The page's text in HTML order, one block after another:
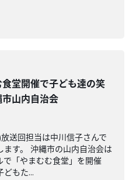
堂開催で子ども達の笑
山内自治会
送回担当は中川信子さんで
す。 沖縄市の山内自治会は
で「やまむむ食堂」を開催
どもた...